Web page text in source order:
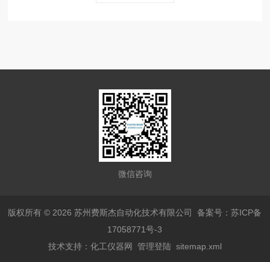
微信咨询
版权所有 © 2026 苏州费斯杰自动化技术有限公司备案号：苏ICP备
17058771号-3
技术支持： 化工仪器网 管理登陆 sitemap.xml